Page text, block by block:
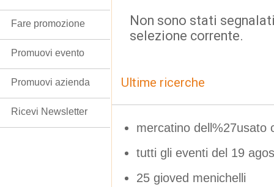
Non sono stati
selezione corrente.
Ultime ricerche
mercatino dell%27usato
tutti gli eventi del 19
25 gioved menichelli
Fare promozione
Promuovi evento
Promuovi azienda
Ricevi Newsletter